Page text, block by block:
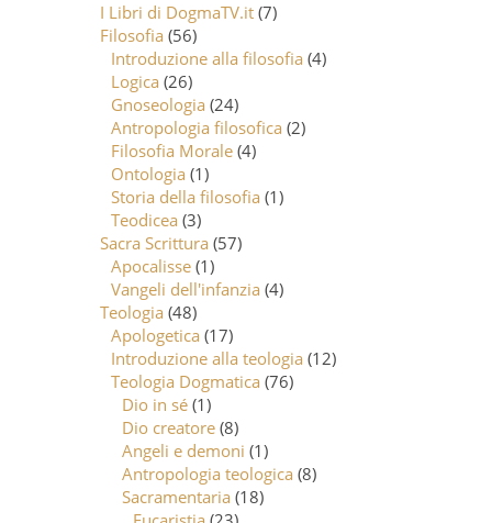
I Libri di DogmaTV.it (7)
Filosofia (56)
Introduzione alla filosofia (4)
Logica (26)
Gnoseologia (24)
Antropologia filosofica (2)
Filosofia Morale (4)
Ontologia (1)
Storia della filosofia (1)
Teodicea (3)
Sacra Scrittura (57)
Apocalisse (1)
Vangeli dell'infanzia (4)
Teologia (48)
Apologetica (17)
Introduzione alla teologia (12)
Teologia Dogmatica (76)
Dio in sé (1)
Dio creatore (8)
Angeli e demoni (1)
Antropologia teologica (8)
Sacramentaria (18)